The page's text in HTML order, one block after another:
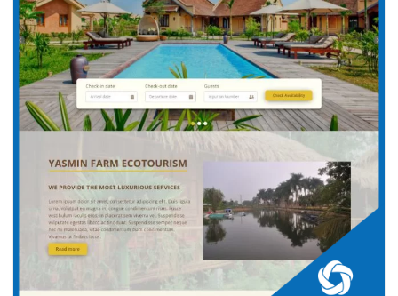
Chi tiết Xem giao diện